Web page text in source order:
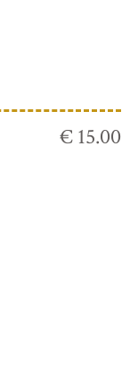
€ 15.00